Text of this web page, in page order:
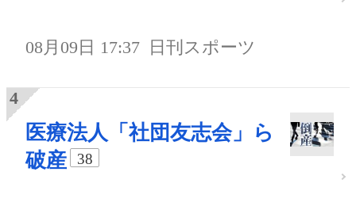
08月09日 17:37 日刊スポーツ
医療法人「社団友志会」ら
破産
38